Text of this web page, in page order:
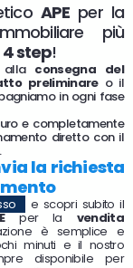
APE per la
più
4 step!
consegna del
preliminareo il
in ogni fase
e completamente
diretto con il
la richiesta
e scopri subito il
per la vendita
è semplice e
minuti e il nostro
disponibile per